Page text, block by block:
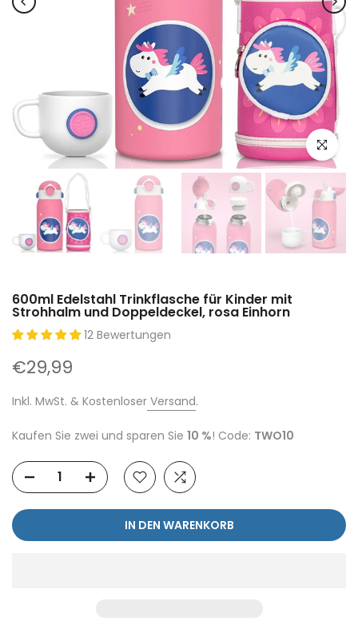
Zum
600ml Edelstahl Trinkflasche für Kinder mit
Strohhalm und Doppeldeckel, rosa Einhorn
12 Bewertungen
€29,99
Inkl. MwSt. & Kostenloser Versand.
Kaufen Sie zwei und sparen Sie 10 %! Code: TWO10
IN DEN WARENKORB